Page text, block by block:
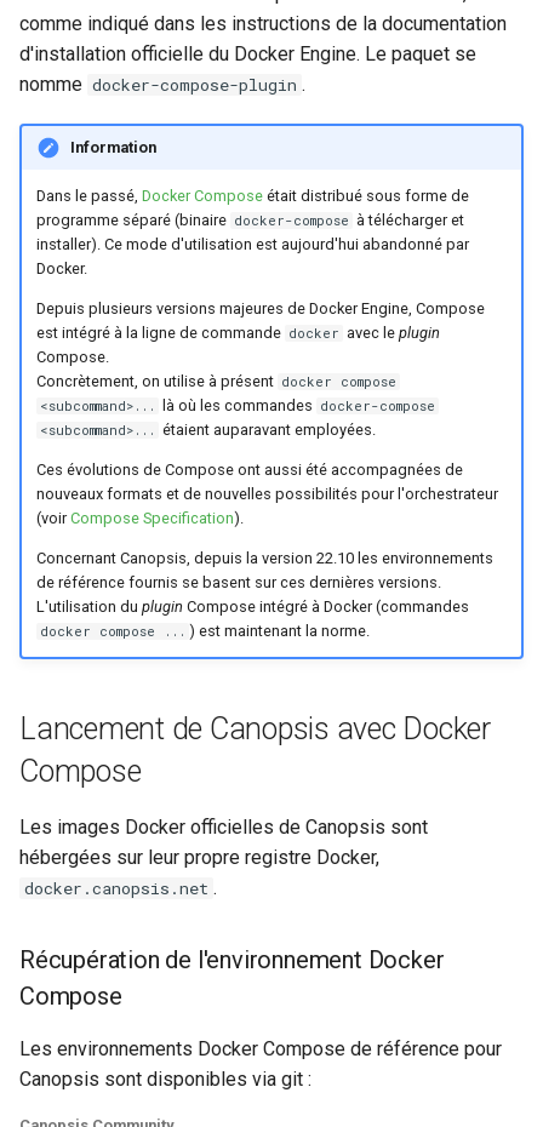
comme indiqué dans les instructions de la documentation
d'installation officielle du Docker Engine. Le paquet se
nomme docker-compose-plugin .
Information
Dans le passé, Docker Composeétait distribué sous forme de
programme séparé (binaire docker-compose à télécharger et
installer). Ce mode d'utilisation est aujourd'hui abandonné par
Docker.
Depuis plusieurs versions majeures de Docker Engine, Compose
est intégré à la ligne de commande docker avec le plugin
Compose.
Concrètement, on utilise à présent docker compose
<subcommand>...
là où les commandes docker-compose
<subcommand>... étaient auparavant employées.
Ces évolutions de Compose ont aussi été accompagnées de
nouveaux formats et de nouvelles possibilités pour l'orchestrateur
(voirCompose Specification).
Concernant Canopsis, depuis la version 22.10 les environnements
de référence fournis se basent sur ces dernières versions.
L'utilisation du plugin Compose intégré à Docker (commandes
docker compose ... ) est maintenant la norme.
Lancement de Canopsis avec Docker
Compose
Les images Docker officielles de Canopsis sont
hébergées sur leur propre registre Docker,
docker.canopsis.net .
Récupération de l'environnement Docker
Compose
Les environnements Docker Compose de référence pour
Canopsis sont disponibles via git :